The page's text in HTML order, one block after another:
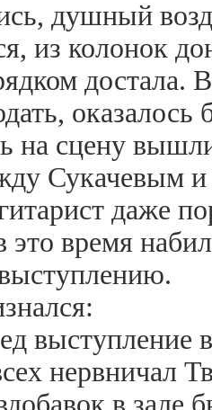
душный
из колонок
достала.
оказалось
на сцену
Сукачевым
даже
это время
выступление
нервничал